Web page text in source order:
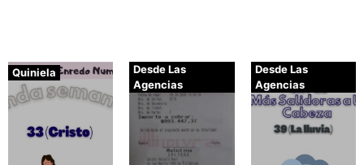
Quiniela
Desde Las
Agencias
Desde Las
Agencias